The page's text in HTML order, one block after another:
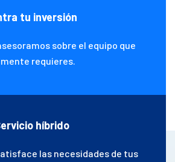
tu inversión
sobre el equipo que
requieres.
híbrido
las necesidades de tus